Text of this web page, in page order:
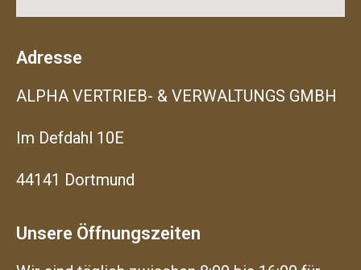
Adresse
ALPHA VERTRIEB- & VERWALTUNGS GMBH
Im Defdahl 10E
44141 Dortmund
Unsere Öffnungszeiten